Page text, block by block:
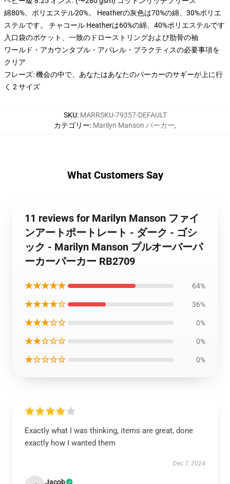
綿80%、ポリエステル20%。 Heatherの灰色は70%の綿、30%ポリエ
ステルです。 チャコール Heatherは60%の綿、40%ポリエステルです
入口袋のポケット、一致のドローストリングおよび肋骨の袖
ワールド・アカウンタブル・アパレル・プラクティスの必要事項を
クリア
フレーズ: 機会の中で、あなたはあなたのパーカーのサギーが上に行
く 2 サイズ
SKU: MARRSKU-79357-DEFAULT
カテゴリー: Marilyn Manson パーカー,
What Customers Say
11 reviews for Marilyn Manson ファイ
ンアートポートレート - ダーク - ゴシ
ック - Marilyn Manson プルオーバーパ
ーカーパーカー RB2709
★★★★★ 64%
★★★★☆ 36%
★★★☆☆ 0%
★★☆☆☆ 0%
★☆☆☆☆ 0%
Exactly what I was thinking, items are great, done
exactly how I wanted them
Dec 7, 2024
Jacob